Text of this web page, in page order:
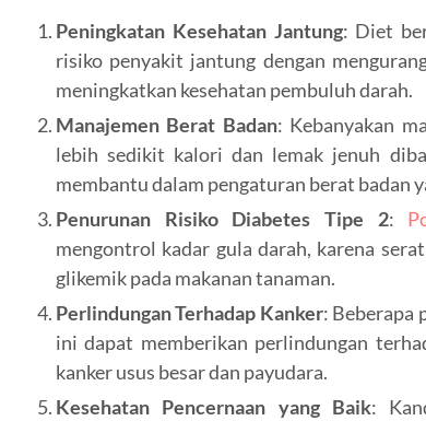
Peningkatan Kesehatan Jantung: Diet
risiko penyakit jantung dengan
meningkatkan kesehatan pembuluh darah.
Manajemen Berat Badan: Kebanyakan
lebih sedikit kalori dan lemak jenuh
membantu dalam pengaturan berat badan
Penurunan Risiko Diabetes Tipe 2:
mengontrol kadar gula darah, karena
glikemik pada makanan tanaman.
Perlindungan Terhadap Kanker: Beberapa
ini dapat memberikan perlindungan
kanker usus besar dan payudara.
Kesehatan Pencernaan yang Baik: